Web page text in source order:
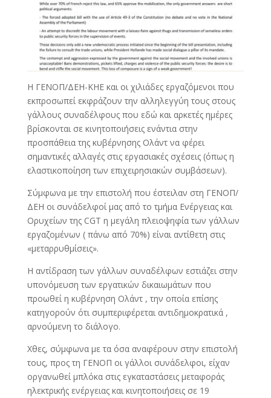
Η ΓΕΝΟΠ/ΔΕΗ-ΚΗΕ και οι χιλιάδες εργαζόμενοι που
εκπροσωπεί εκφράζουν την αλληλεγγύη τους στους
γάλλους συναδέλφους που εδώ και αρκετές ημέρες
βρίσκονται σε κινητοποιήσεις ενάντια στην
προσπάθεια της κυβέρνησης Ολάντ να φέρει
σημαντικές αλλαγές στις εργασιακές σχέσεις (όπως η
ελαστικοποίηση των επιχειρησιακών συμβάσεων).
Σύμφωνα με την επιστολή που έστειλαν στη ΓΕΝΟΠ/
ΔΕΗ οι συνάδελφοί μας από το τμήμα Ενέργειας και
Ορυχείων της CGT η μεγάλη πλειοψηφία των γάλλων
εργαζομένων ( πάνω από 70%) είναι αντίθετη στις
«μεταρρυθμίσεις».
Η αντίδραση των γάλλων συναδέλφων εστιάζει στην
υπονόμευση των εργατικών δικαιωμάτων που
προωθεί η κυβέρνηση Ολάντ , την οποία επίσης
κατηγορούν ότι συμπεριφέρεται αντιδημοκρατικά ,
αρνούμενη το διάλογο.
Χθες, σύμφωνα με τα όσα αναφέρουν στην επιστολή
τους, προς τη ΓΕΝΟΠ οι γάλλοι συνάδελφοι, είχαν
οργανωθεί μπλόκα στις εγκαταστάσεις μεταφοράς
ηλεκτρικής ενέργειας και κινητοποιήσεις σε 19